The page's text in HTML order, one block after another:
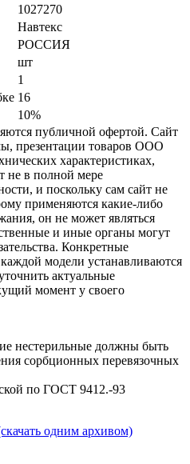
1027270
Навтекс
РОССИЯ
шт
1
16
10%
публичной офертой. Сайт
презентации товаров ООО
характеристиках,
не в полной мере
и поскольку сам сайт не
применяются какие-либо
он не может являться
и иные органы могут
Конкретные
модели устанавливаются
актуальные
момент у своего
нестерильные должны быть
сорбционных перевязочных
по ГОСТ 9412.-93
одним архивом)